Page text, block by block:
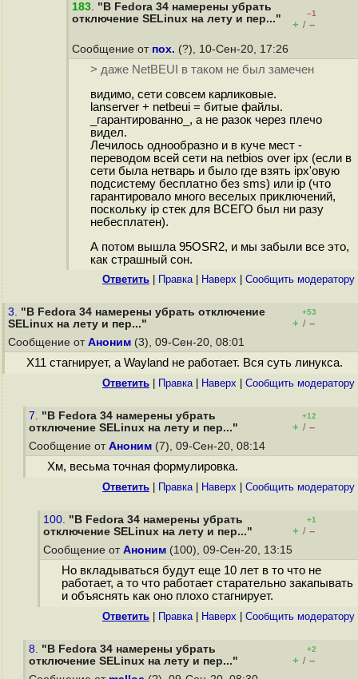
183. "В Fedora 34 намерены убрать
отключение SELinux на лету и пер..."
–1
+ / –
Сообщение от пох. (?), 10-Сен-20, 17:26
> даже NetBEUI в таком не был замечен
видимо, сети совсем карликовые.
lanserver + netbeui = битые файлы.
_гарантированно_, а не разок через плечо
видел.
Лечилось однообразно и в куче мест -
переводом всей сети на netbios over ipx (если в
сети была нетварь и было где взять ipx'овую
подсистему бесплатно без sms) или ip (что
гарантировало много веселых приключений,
поскольку ip стек для ВСЕГО был ни разу
небесплатен).
А потом вышла 95OSR2, и мы забыли все это,
как страшный сон.
Ответить Правка| Наверх Cообщить модератору
3. "В Fedora 34 намерены убрать отключение
SELinux на лету и пер..."
+53
+ / –
Сообщение от Аноним (3), 09-Сен-20, 08:01
X11 стагнирует, а Wayland не работает. Вся суть линукса.
Ответить Правка| Наверх Cообщить модератору
7. "В Fedora 34 намерены убрать
отключение SELinux на лету и пер..."
+12
+ / –
Сообщение от Аноним (7), 09-Сен-20, 08:14
Хм, весьма точная формулировка.
Ответить Правка| Наверх Cообщить модератору
100. "В Fedora 34 намерены убрать
отключение SELinux на лету и пер..."
+1
+ / –
Сообщение от Аноним (100), 09-Сен-20, 13:15
Но вкладываться будут еще 10 лет в то что не
работает, а то что работает старательно закапывать
и объяснять как оно плохо стагнирует.
Ответить Правка| Наверх Cообщить модератору
8. "В Fedora 34 намерены убрать
отключение SELinux на лету и пер..."
+2
+ / –